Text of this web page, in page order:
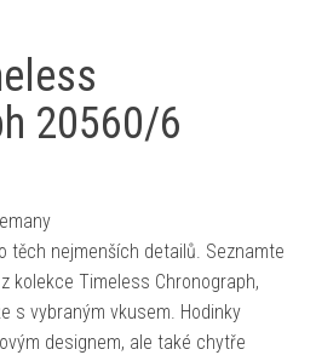
20560/6
těch nejmenších detailů. Seznamte
kolekce Timeless Chronograph,
s vybraným vkusem. Hodinky
designem, ale také chytře